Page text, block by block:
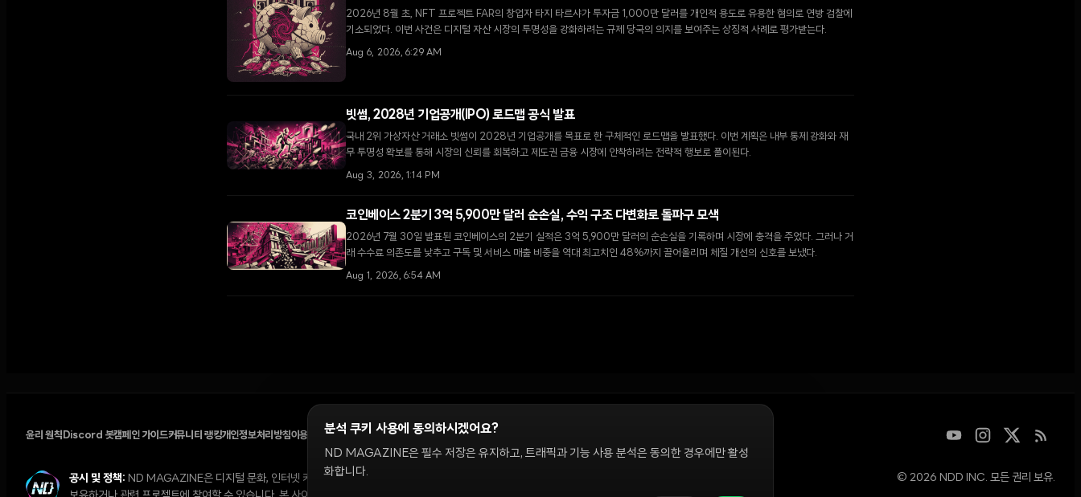
2026년 8월 초, NFT 프로젝트 FAR의 창업자 타지 타르샤가 투자금 1,000만 달러를 개인적 용도로 유용한 혐의로 연방 검찰에
기소되었다. 이번 사건은 디지털 자산 시장의 투명성을 강화하려는 규제 당국의 의지를 보여주는 상징적 사례로 평가받는다.
Aug 6, 2026, 6:29 AM
빗썸, 2028년 기업공개(IPO) 로드맵 공식 발표
국내 2위 가상자산 거래소 빗썸이 2028년 기업공개를 목표로 한 구체적인 로드맵을 발표했다. 이번 계획은 내부 통제 강화와 재
무 투명성 확보를 통해 시장의 신뢰를 회복하고 제도권 금융 시장에 안착하려는 전략적 행보로 풀이된다.
Aug 3, 2026, 1:14 PM
코인베이스 2분기 3억 5,900만 달러 순손실, 수익 구조 다변화로 돌파구 모색
2026년 7월 30일 발표된 코인베이스의 2분기 실적은 3억 5,900만 달러의 순손실을 기록하며 시장에 충격을 주었다. 그러나 거
래 수수료 의존도를 낮추고 구독 및 서비스 매출 비중을 역대 최고치인 48%까지 끌어올리며 체질 개선의 신호를 보냈다.
Aug 1, 2026, 6:54 AM
윤리 원칙 Discord 봇캠페인 가이드커뮤니티 랭킹개인정보처리방침이용약관 쿠키 설정
공시 및 정책: ND MAGAZINE은 디지털 문화, 인터넷 커뮤니티, 온체인 시장을 다룹니다. 편집팀은 독립적으로 운영되며, 필진은 이 사이트에서 다루는 디지털 자산을
© 2026 NDD INC. 모든 권리 보유.
분석 쿠키 사용에 동의하시겠어요?
ND MAGAZINE은 필수 저장은 유지하고, 트래픽과 기능 사용 분석은 동의한 경우에만 활성
화합니다.